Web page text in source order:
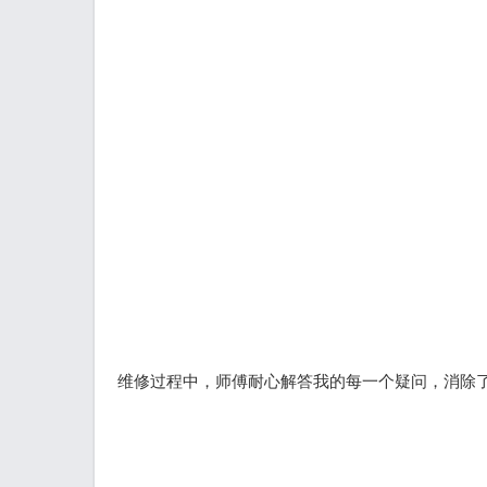
维修过程中，师傅耐心解答我的每一个疑问，消除